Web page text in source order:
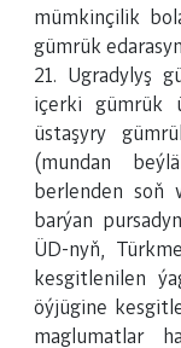
mümkinçilik
gümrük
21. Ugradylyş
içerki gümrük
üstaşyry
(mundan
berlenden soň
barýan
ÜD-nyň,
kesgitlenilen
öýjügine
maglumatlar